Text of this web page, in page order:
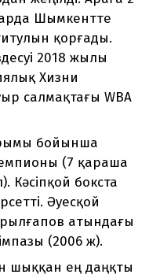
Шымкентте
қорғады.
2018 жылы
Хизни
салмақтағы WBA
бойынша
(7 қараша
Кәсіпқой бокста
Әуесқой
атындағы
(2006 ж).
шыққан ең даңқты